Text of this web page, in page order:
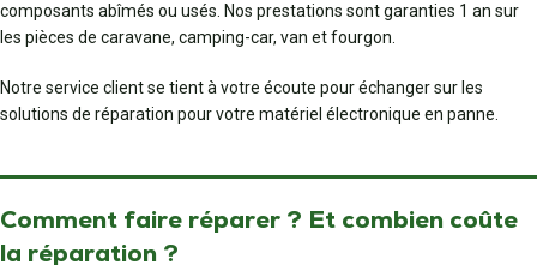
composants abîmés ou usés. Nos prestations sont garanties 1 an sur
les pièces de caravane, camping-car, van et fourgon.
Notre service client se tient à votre écoute pour échanger sur les
solutions de réparation pour votre matériel électronique en panne.
Comment faire réparer ? Et combien coûte
la réparation ?